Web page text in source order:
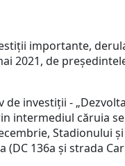
importante,
2021, de
investiții -
intermediul căruia
Stadionului
(DC 136a și strada